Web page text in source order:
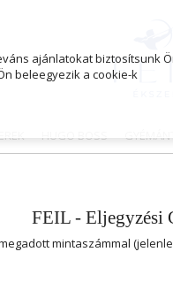
HUGO BOSS
FEIL - Eljegyzési
mintaszámmal
ajánlatokat biztosítsunk
beleegyezik a cookie-k